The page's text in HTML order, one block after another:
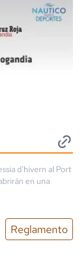
d'hivern al Port
en una
Reglamento